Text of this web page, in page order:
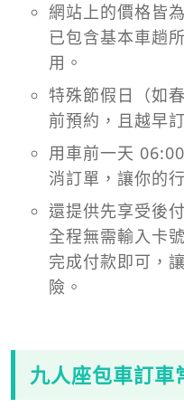
網站上的價格皆
已包含基本車趟
用。
特殊節假日（如
前預約，且越早
用車前一天
消訂單，讓你的
還提供先享受後
全程無需輸入卡
完成付款即可，
險。
九人座包車訂車